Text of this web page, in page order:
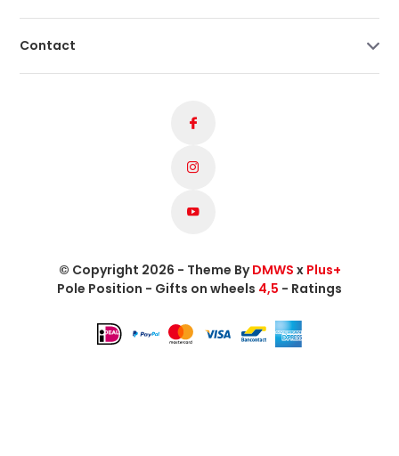
Contact
© Copyright 2026 - Theme ByDMWS x Plus+
Pole Position - Gifts on wheels 4,5 - Ratings